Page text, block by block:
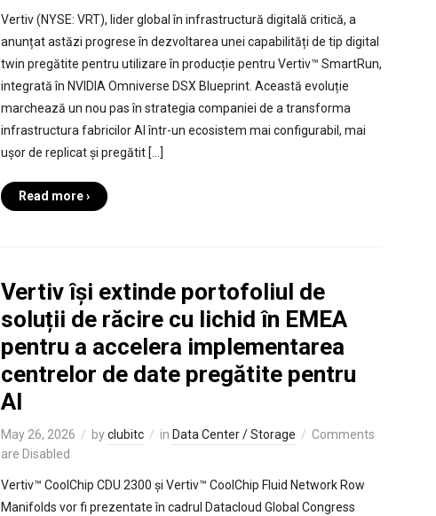
Vertiv (NYSE: VRT), lider global în infrastructură digitală critică, a
anunțat astăzi progrese în dezvoltarea unei capabilități de tip digital
twin pregătite pentru utilizare în producție pentru Vertiv™ SmartRun,
integrată în NVIDIA Omniverse DSX Blueprint. Această evoluție
marchează un nou pas în strategia companiei de a transforma
infrastructura fabricilor AI într-un ecosistem mai configurabil, mai
ușor de replicat și pregătit […]
Read more ›
Vertiv își extinde portofoliul de
soluții de răcire cu lichid în EMEA
pentru a accelera implementarea
centrelor de date pregătite pentru
AI
May 26, 2026 byclubitc in Data Center / Storage
Comments
are Disabled
Vertiv™ CoolChip CDU 2300 și Vertiv™ CoolChip Fluid Network Row
Manifolds vor fi prezentate în cadrul Datacloud Global Congress